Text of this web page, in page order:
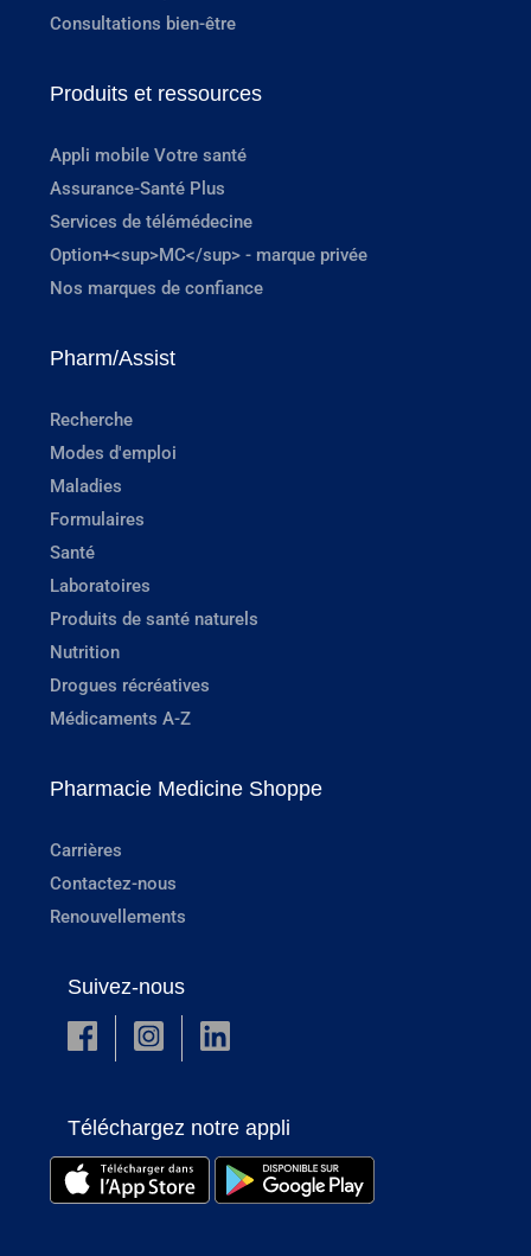
Consultations bien-être
Produits et ressources
Appli mobile Votre santé
Assurance-Santé Plus
Services de télémédecine
Option+<sup>MC</sup> - marque privée
Nos marques de confiance
Pharm/Assist
Recherche
Modes d'emploi
Maladies
Formulaires
Santé
Laboratoires
Produits de santé naturels
Nutrition
Drogues récréatives
Médicaments A-Z
Pharmacie Medicine Shoppe
Carrières
Contactez-nous
Renouvellements
Suivez-nous
Téléchargez notre appli